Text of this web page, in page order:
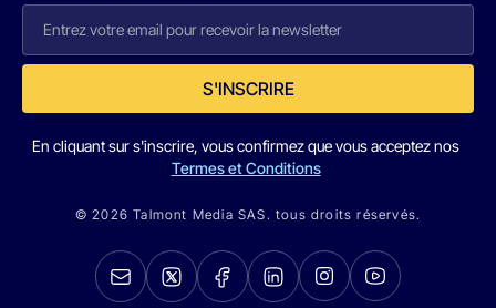
S'INSCRIRE
En cliquant sur s'inscrire, vous confirmez que vous acceptez nos
Termes et Conditions
© 2026 Talmont Media SAS. tous droits réservés.